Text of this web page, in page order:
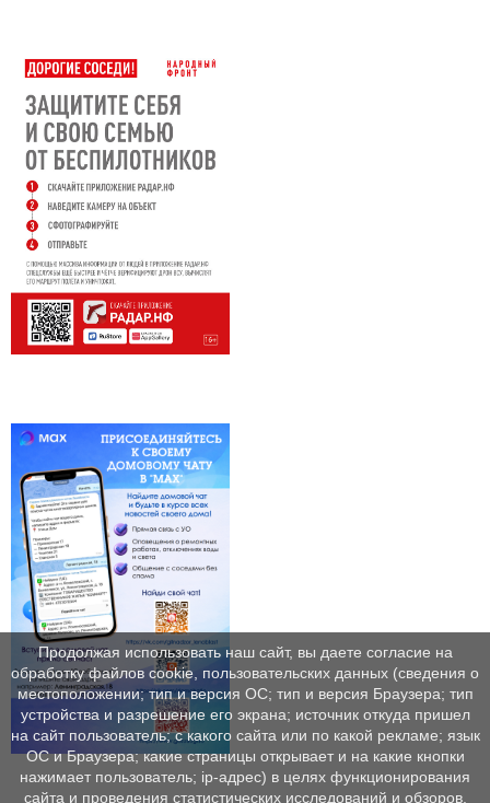
Продолжая использовать наш сайт, вы даете согласие на
обработку файлов cookie, пользовательских данных (сведения о
местоположении; тип и версия ОС; тип и версия Браузера; тип
устройства и разрешение его экрана; источник откуда пришел
на сайт пользователь; с какого сайта или по какой рекламе; язык
ОС и Браузера; какие страницы открывает и на какие кнопки
нажимает пользователь; ip-адрес) в целях функционирования
сайта и проведения статистических исследований и обзоров.